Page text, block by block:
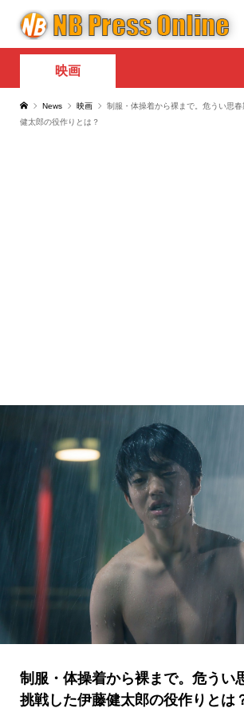
映画
News 映画
制服・体操着から裸まで。危うい思
健太郎の役作りとは？
制服・体操着から裸まで。危うい
挑戦した伊藤健太郎の役作りとは